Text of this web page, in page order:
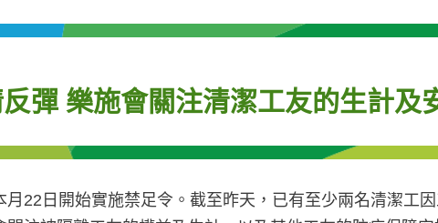
彈 樂施會關注清潔工友的生計及
22日開始實施禁足令。截至昨天，已有至少兩名清潔工